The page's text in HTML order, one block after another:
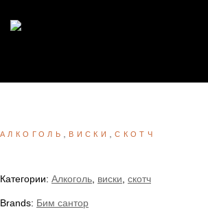
АЛКОГОЛЬ ВИСКИ ,СКОТЧ
Категории: Алкоголь виски скотч
Brands: Бим сантор